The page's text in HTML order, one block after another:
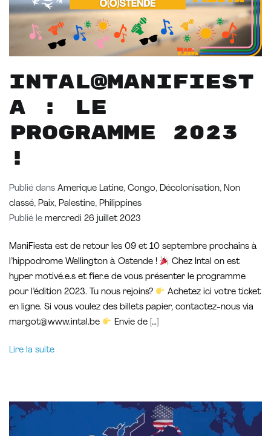
Intal@Manifiest
a : le
programme 2023
!
Publié dans Amerique Latine, Congo, Décolonisation, Non
classé, Paix, Palestine, Philippines
Publié le mercredi 26 juillet 2023
ManiFiesta est de retour les 09 et 10 septembre prochains à
l’hippodrome Wellington à Ostende !
Chez Intal on est
hyper motivé.e.s et fier.e de vous présenter le programme
pour l’édition 2023. Tu nous rejoins?
Achetez ici votre ticket
en ligne. Si vous voulez des billets papier, contactez-nous via
margot@www.intal.be
Envie de […]
Lire la suite